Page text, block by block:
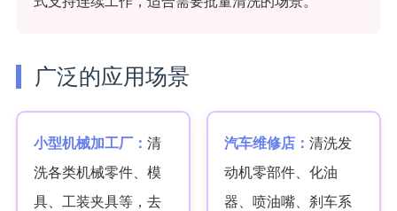
广泛的应用场景
小型机械加工厂： 清
洗各类机械零件、模
具、工装夹具等，去
汽车维修店： 清洗发
动机零部件、化油
器、喷油嘴、刹车系